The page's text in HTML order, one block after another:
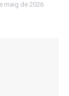
maig de 2026